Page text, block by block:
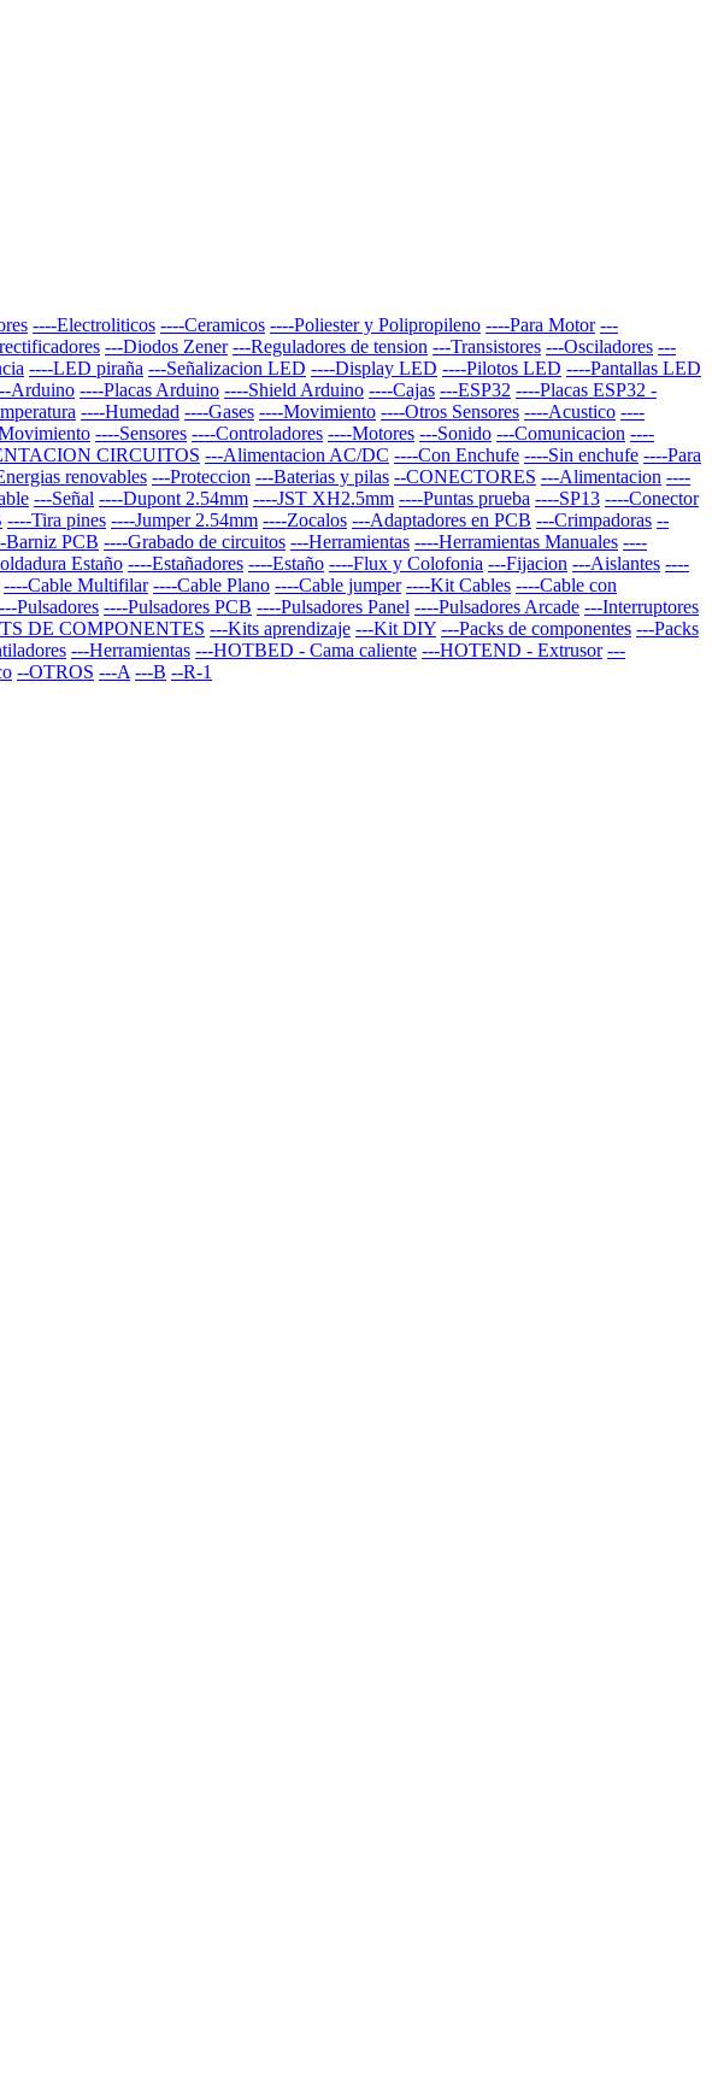
----Electroliticos ----Ceramicos ----Poliester y Polipropileno ----Para Motor ---
---Diodos Zener ---Reguladores de tension ---Transistores ---Osciladores ---
----LED piraña ---Señalizacion LED ----Display LED ----Pilotos LED ----Pantallas LED
Arduino ----Placas Arduino ----Shield Arduino ----Cajas ---ESP32 ----Placas ESP32 -
----Humedad ----Gases ----Movimiento ----Otros Sensores ----Acustico ----
----Sensores ----Controladores ----Motores ---Sonido ---Comunicacion ----
CIRCUITOS ---Alimentacion AC/DC ----Con Enchufe ----Sin enchufe ----Para
renovables ---Proteccion ---Baterias y pilas --CONECTORES ---Alimentacion ----
---Señal ----Dupont 2.54mm ----JST XH2.5mm ----Puntas prueba ----SP13 ----Conector
----Tira pines ----Jumper 2.54mm ----Zocalos ---Adaptadores en PCB ---Crimpadoras --
Barniz PCB ----Grabado de circuitos ---Herramientas ----Herramientas Manuales ----
Estaño ----Estañadores ----Estaño ----Flux y Colofonia ---Fijacion ---Aislantes ----
----Cable Multifilar ----Cable Plano ----Cable jumper ----Kit Cables ----Cable con
---Pulsadores ----Pulsadores PCB ----Pulsadores Panel ----Pulsadores Arcade ---Interruptores
DE COMPONENTES ---Kits aprendizaje ---Kit DIY ---Packs de componentes ---Packs
---Herramientas ---HOTBED - Cama caliente ---HOTEND - Extrusor ---
--OTROS ---A ---B --R-1